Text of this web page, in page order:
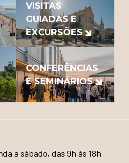
VISITAS
GUIADAS E
EXCURSÕES
CONFERÊNCIAS
E SEMINÁRIOS
a sábado, das 9h às 18h